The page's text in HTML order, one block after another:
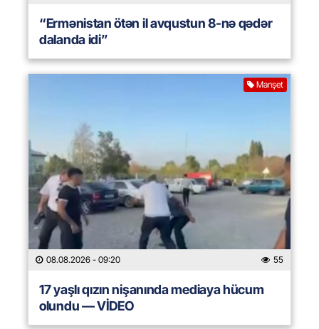
“Ermənistan ötən il avqustun 8-nə qədər
dalanda idi”
Manşet
08.08.2026 - 09:20 55
17 yaşlı qızın nişanında mediaya hücum
olundu — VİDEO